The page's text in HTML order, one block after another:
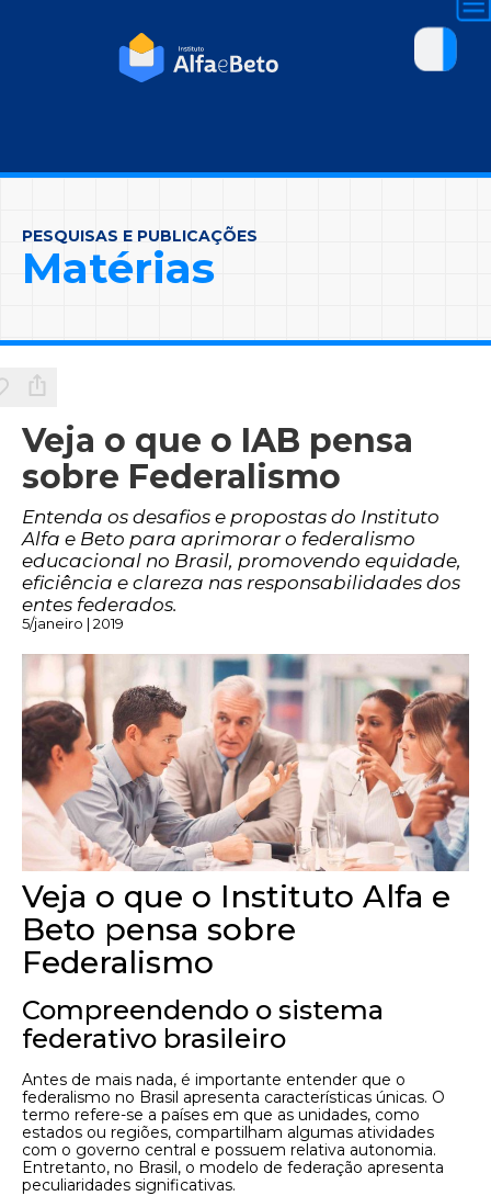
PESQUISAS E PUBLICAÇÕES
Matérias
Veja o que o IAB pensa
sobre Federalismo
Entenda os desafios e propostas do Instituto
Alfa e Beto para aprimorar o federalismo
educacional no Brasil, promovendo equidade,
eficiência e clareza nas responsabilidades dos
entes federados.
5/janeiro | 2019
Veja o que o Instituto Alfa e
Beto pensa sobre
Federalismo
Compreendendo o sistema
federativo brasileiro
Antes de mais nada, é importante entender que o
federalismo no Brasil apresenta características únicas. O
termo refere-se a países em que as unidades, como
estados ou regiões, compartilham algumas atividades
com o governo central e possuem relativa autonomia.
Entretanto, no Brasil, o modelo de federação apresenta
peculiaridades significativas.